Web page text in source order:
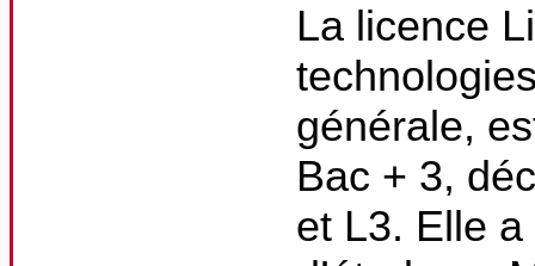
La licence
générale,
Bac + 3,
et L3. Elle